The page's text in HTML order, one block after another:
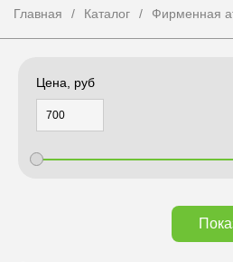
Главная Каталог Фирменная
Цена, руб